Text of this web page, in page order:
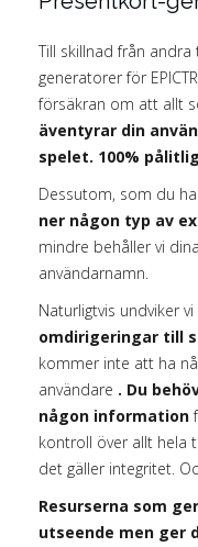
Till skillnad från
generatorer för
försäkran om att allt
äventyrar din
spelet. 100%
Dessutom, som du
ner någon typ av
mindre behåller vi
användarnamn.
Naturligtvis undviker
omdirigeringar till
kommer inte att ha
användare . Du
någon information
kontroll över allt hela
det gäller integritet.
Resurserna som
utseende men ger